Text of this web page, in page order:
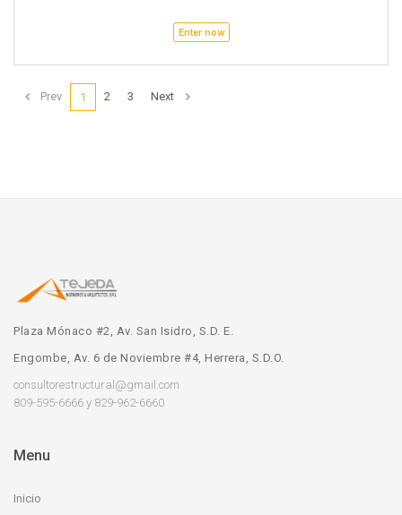
Enter now
Prev 1 2 3 Next
Plaza Mónaco #2, Av. San Isidro, S.D. E.
Engombe, Av. 6 de Noviembre #4, Herrera, S.D.O.
consultorestructural@gmail.com
809-595-6666 y 829-962-6660
Menu
Inicio